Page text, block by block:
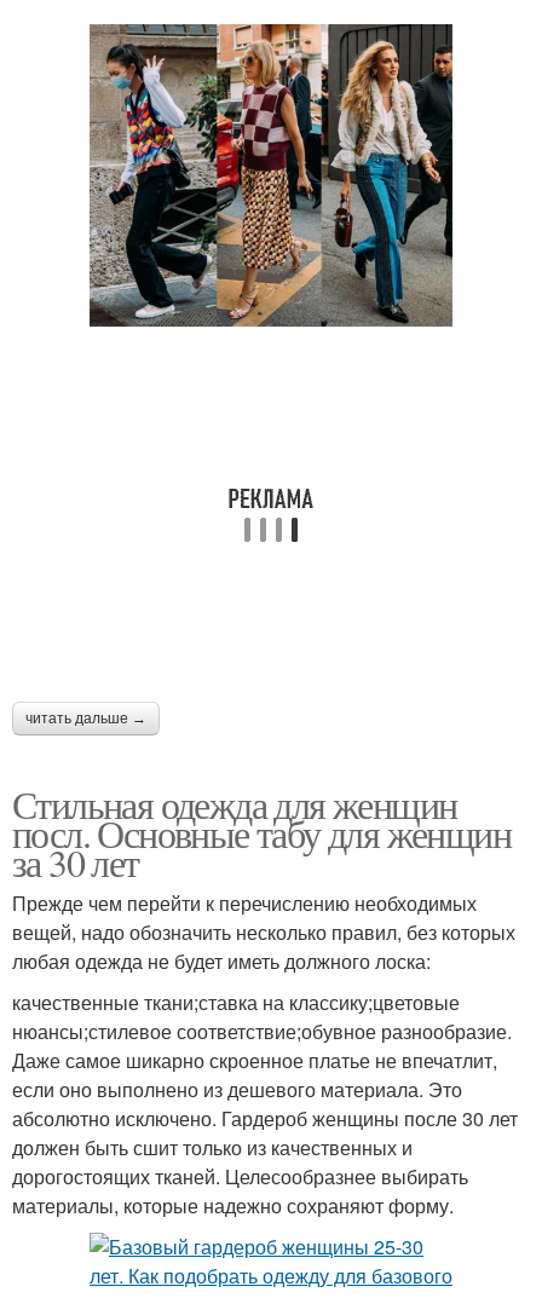
читать дальше →
Стильная одежда для женщин
посл. Основные табу для женщин
за 30 лет
Прежде чем перейти к перечислению необходимых
вещей, надо обозначить несколько правил, без которых
любая одежда не будет иметь должного лоска:
качественные ткани;ставка на классику;цветовые
нюансы;стилевое соответствие;обувное разнообразие.
Даже самое шикарно скроенное платье не впечатлит,
если оно выполнено из дешевого материала. Это
абсолютно исключено. Гардероб женщины после 30 лет
должен быть сшит только из качественных и
дорогостоящих тканей. Целесообразнее выбирать
материалы, которые надежно сохраняют форму.